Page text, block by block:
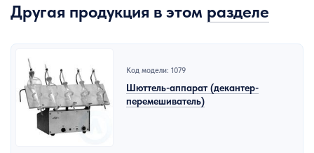
Другая продукция в этом разделе
Код модели: 1079
Шюттель-аппарат (декантер-
перемешиватель)